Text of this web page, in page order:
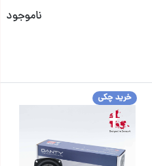
ناموجود
خرید چکی